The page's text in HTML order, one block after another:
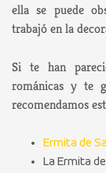
ella se puede
trabajó en la
Si te han
románicas y te
recomendamos
Ermita de
La Ermita de